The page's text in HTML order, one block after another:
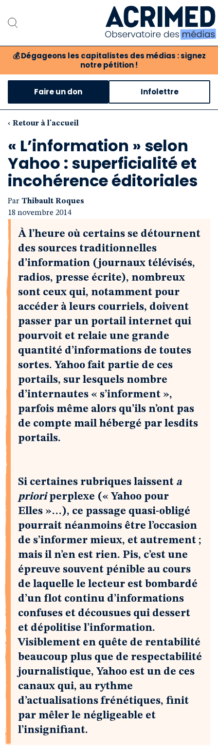
💰 Dégageons les capitalistes des médias : signez
notre pétition !Notre association
Notre critique des médias
Notre revue
Boutique
Faire un don Infolettre
‹ Retour à l'accueil
« L’information » selon
Yahoo : superficialité et
incohérence éditoriales
Par Thibault Roques
18 novembre 2014
À l’heure où certains se détournent
des sources traditionnelles
d’information (journaux télévisés,
radios, presse écrite), nombreux
sont ceux qui, notamment pour
accéder à leurs courriels, doivent
passer par un portail internet qui
pourvoit et relaie une grande
quantité d’informations de toutes
sortes. Yahoo fait partie de ces
portails, sur lesquels nombre
d’internautes « s’informent »,
parfois même alors qu’ils n’ont pas
de compte mail hébergé par lesdits
portails.
Si certaines rubriques laissent a
prioriperplexe (« Yahoo pour
Elles »…), ce passage quasi-obligé
pourrait néanmoins être l’occasion
de s’informer mieux, et autrement ;
mais il n’en est rien. Pis, c’est une
épreuve souvent pénible au cours
de laquelle le lecteur est bombardé
d’un flot continu d’informations
confuses et décousues qui dessert
et dépolitise l’information.
Visiblement en quête de rentabilité
beaucoup plus que de respectabilité
journalistique, Yahoo est un de ces
canaux qui, au rythme
d’actualisations frénétiques, finit
par mêler le négligeable et
l’insignifiant.